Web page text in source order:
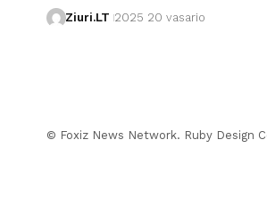
Ziuri.LT 2025 20 vasario
© Foxiz News Network. Ruby Design